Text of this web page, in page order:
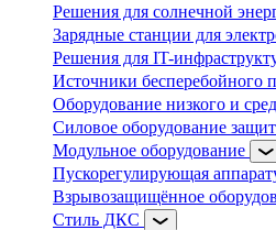
Решения для солнечной
Зарядные станции для
Решения для IT-
Источники бесперебойного
Оборудование низкого и
Силовое оборудование
Модульное оборудование
Пускорегулирующая
Взрывозащищённое
Стиль ДКС